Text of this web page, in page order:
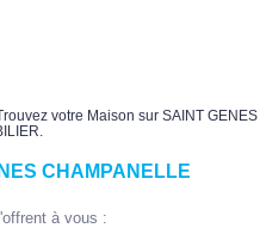
votre Maison sur SAINT
CHAMPANELLE
à vous :